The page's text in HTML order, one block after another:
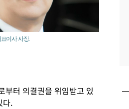
이사 사장.
부터 의결권을 위임받고 있
다.